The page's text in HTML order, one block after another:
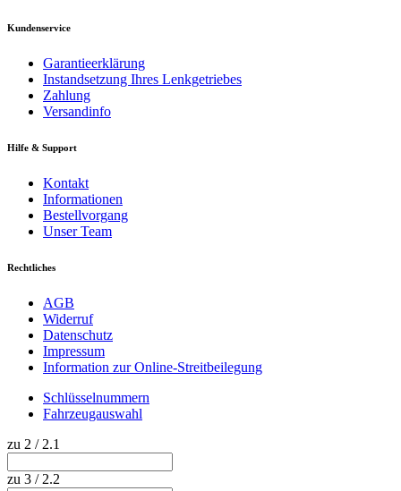
Kundenservice
Garantieerklärung
Instandsetzung Ihres Lenkgetriebes
Zahlung
Versandinfo
Hilfe & Support
Kontakt
Informationen
Bestellvorgang
Unser Team
Rechtliches
AGB
Widerruf
Datenschutz
Impressum
Information zur Online-Streitbeilegung
Schlüsselnummern
Fahrzeugauswahl
zu 2 / 2.1
zu 3 / 2.2